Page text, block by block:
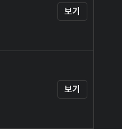
보기
보기